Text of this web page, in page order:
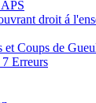
droit á
et Coups de
7 Erreurs